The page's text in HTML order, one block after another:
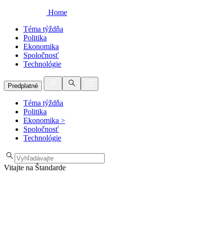
Home
Téma týždňa
Politika
Ekonomika
Spoločnosť
Technológie
Predplatné
Téma týždňa
Politika
Ekonomika >
Spoločnosť
Technológie
Vitajte na Štandarde